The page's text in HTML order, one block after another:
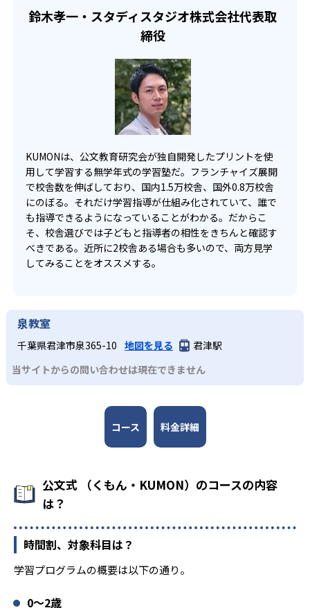
宿題の量や進め方に関しては、いつでも気軽に相談可能
鈴木孝一・スタディスタジオ株式会社代表取
締役
KUMONは、公文教育研究会が独自開発したプリントを使
用して学習する無学年式の学習塾だ。フランチャイズ展開
で校舎数を伸ばしており、国内1.5万校舎、国外0.8万校舎
にのぼる。それだけ学習指導が仕組み化されていて、誰で
も指導できるようになっていることがわかる。だからこ
そ、校舎選びでは子どもと指導者の相性をきちんと確認す
べきである。近所に2校舎ある場合も多いので、両方見学
してみることをオススメする。
泉教室
千葉県君津市泉365-10 地図を見る
君津駅
当サイトからの問い合わせは現在できません
コース 料金詳細
公文式 （くもん・KUMON）のコースの内容
は？
時間割、対象科目は？
学習プログラムの概要は以下の通り。
0〜2歳